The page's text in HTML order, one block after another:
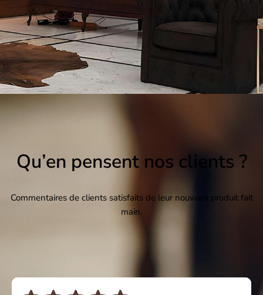
Qu’en pensent nos clients ?
Commentaires de clients satisfaits de leur nouveau produit fait
main.